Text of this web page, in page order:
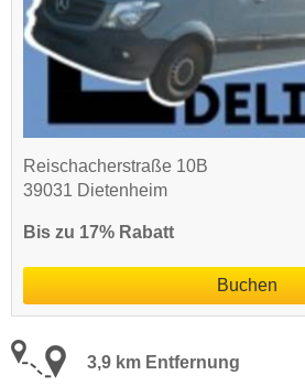
Reischacherstraße 10B
39031 Dietenheim
Bis zu 17% Rabatt
Buchen
3,9 km Entfernung